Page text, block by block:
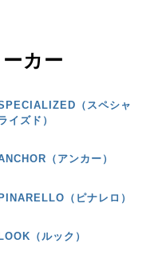
カー
（スペシャ
イズド）
（アンカー）
（ピナレロ）
LOOK（ルック）